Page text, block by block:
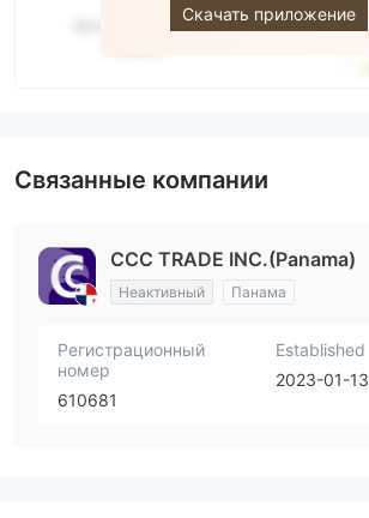
Скачать приложение
Связанные компании
CCC TRADE INC.(Panama)
Неактивный Панама
Регистрационный
номер
610681
Established
2023-01-13